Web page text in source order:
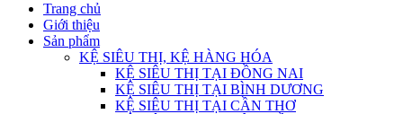
Trang chủ
Giới thiệu
Sản phẩm
KỆ SIÊU THỊ, KỆ HÀNG HÓA
KỆ SIÊU THỊ TẠI ĐỒNG NAI
KỆ SIÊU THỊ TẠI BÌNH DƯƠNG
KỆ SIÊU THỊ TẠI CẦN THƠ